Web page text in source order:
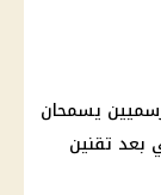
يسمحان
بعد تقنين